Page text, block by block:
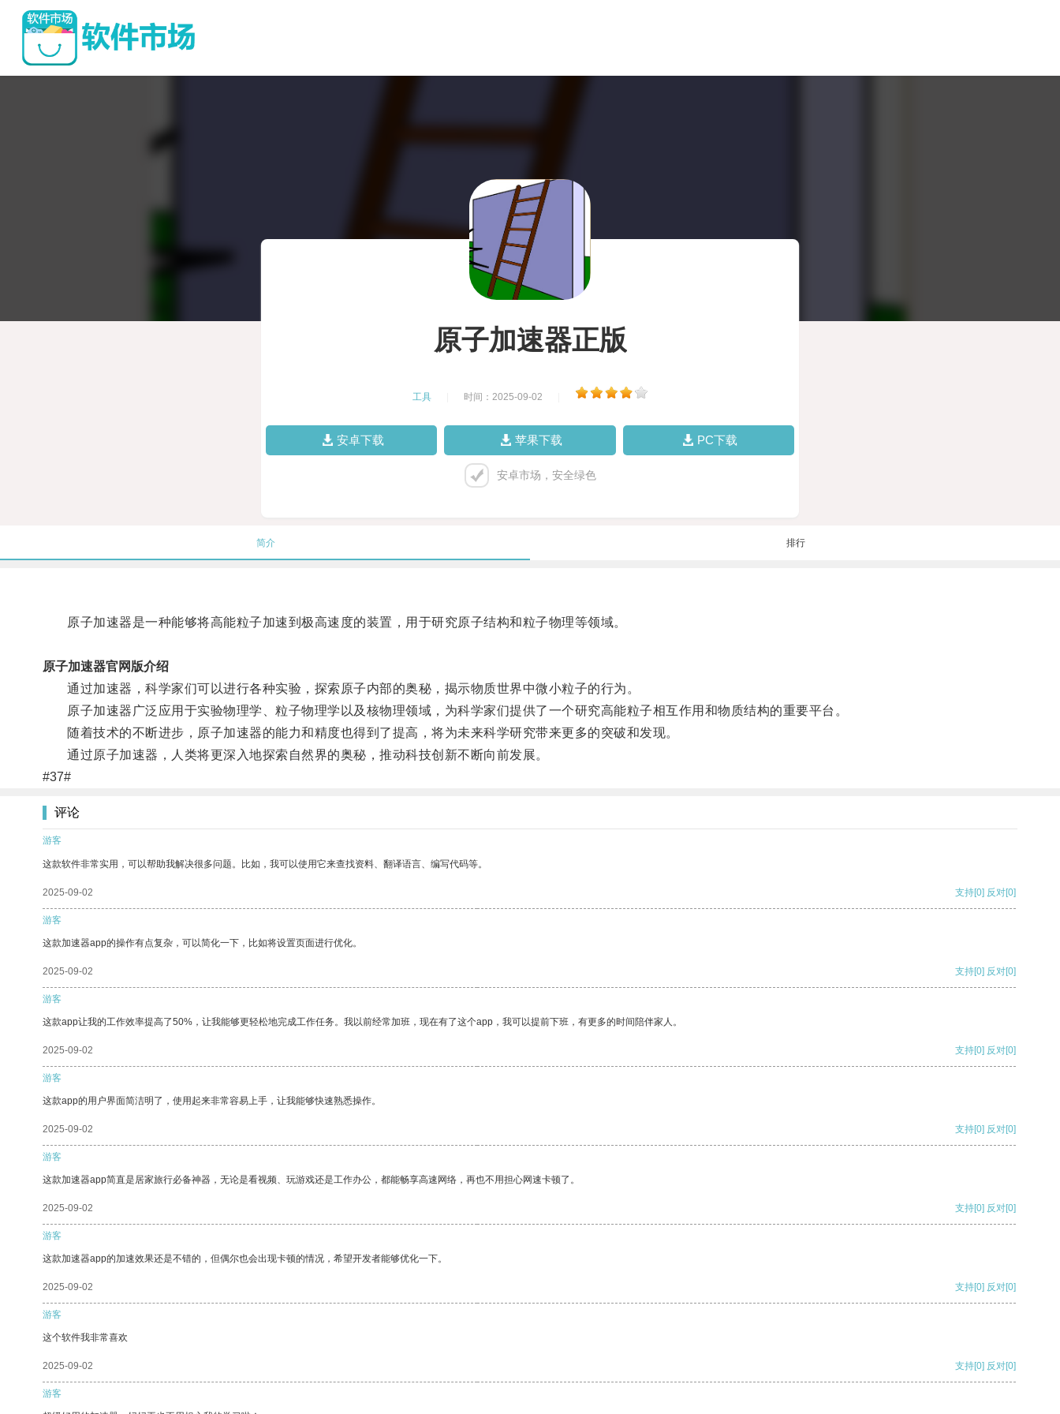
原子加速器正版
工具 时间：2025-09-02
安卓下载 苹果下载 PC下载
安卓市场，安全绿色
简介 排行
原子加速器是一种能够将高能粒子加速到极高速度的装置，用于研究原子结构和粒子物理等领域。
原子加速器官网版介绍
通过加速器，科学家们可以进行各种实验，探索原子内部的奥秘，揭示物质世界中微小粒子的行为。
原子加速器广泛应用于实验物理学、粒子物理学以及核物理领域，为科学家们提供了一个研究高能粒子相互作用和物质结构的重要平台。
随着技术的不断进步，原子加速器的能力和精度也得到了提高，将为未来科学研究带来更多的突破和发现。
通过原子加速器，人类将更深入地探索自然界的奥秘，推动科技创新不断向前发展。
#37#
评论
游客
这款软件非常实用，可以帮助我解决很多问题。比如，我可以使用它来查找资料、翻译语言、编写代码等。
2025-09-02 支持[0] 反对[0]
游客
这款加速器app的操作有点复杂，可以简化一下，比如将设置页面进行优化。
2025-09-02 支持[0] 反对[0]
游客
这款app让我的工作效率提高了50%，让我能够更轻松地完成工作任务。我以前经常加班，现在有了这个app，我可以提前下班，有更多的时间陪伴家人。
2025-09-02 支持[0] 反对[0]
游客
这款app的用户界面简洁明了，使用起来非常容易上手，让我能够快速熟悉操作。
2025-09-02 支持[0] 反对[0]
游客
这款加速器app简直是居家旅行必备神器，无论是看视频、玩游戏还是工作办公，都能畅享高速网络，再也不用担心网速卡顿了。
2025-09-02 支持[0] 反对[0]
游客
这款加速器app的加速效果还是不错的，但偶尔也会出现卡顿的情况，希望开发者能够优化一下。
2025-09-02 支持[0] 反对[0]
游客
这个软件我非常喜欢
2025-09-02 支持[0] 反对[0]
游客